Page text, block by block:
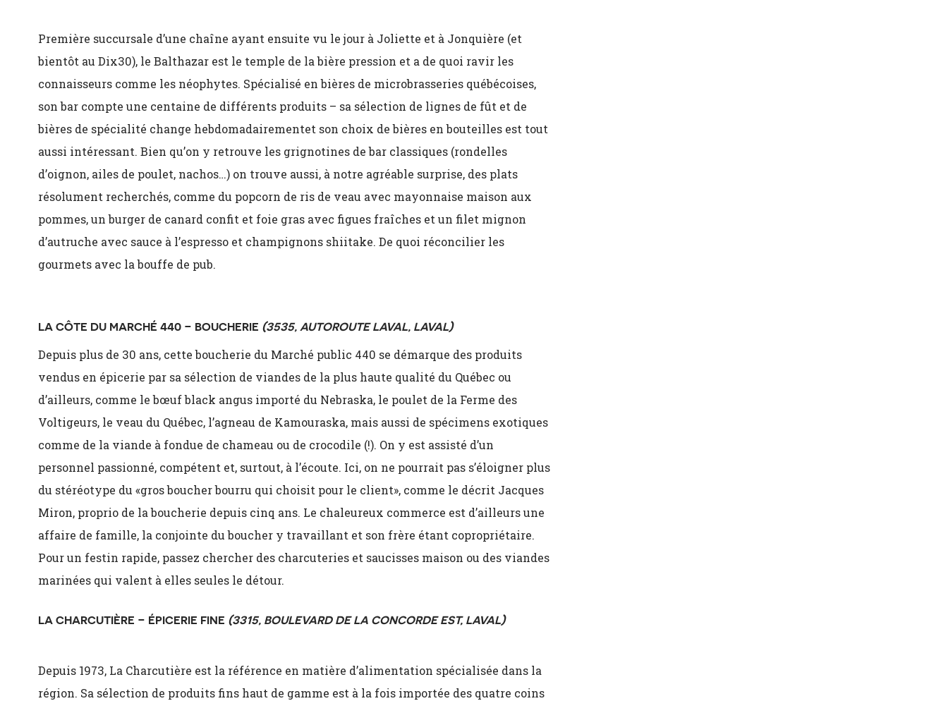
Première succursale d’une chaîne ayant ensuite vu le jour à Joliette et à Jonquière (et
bientôt au Dix30), le Balthazar est le temple de la bière pression et a de quoi ravir les
connaisseurs comme les néophytes. Spécialisé en bières de microbrasseries québécoises,
son bar compte une centaine de différents produits – sa sélection de lignes de fût et de
bières de spécialité change hebdomadairementet son choix de bières en bouteilles est tout
aussi intéressant. Bien qu’on y retrouve les grignotines de bar classiques (rondelles
d’oignon, ailes de poulet, nachos…) on trouve aussi, à notre agréable surprise, des plats
résolument recherchés, comme du popcorn de ris de veau avec mayonnaise maison aux
pommes, un burger de canard confit et foie gras avec figues fraîches et un filet mignon
d’autruche avec sauce à l’espresso et champignons shiitake. De quoi réconcilier les
gourmets avec la bouffe de pub.
LA CÔTE DU MARCHÉ 440 – BOUCHERIE (3535, AUTOROUTE LAVAL, LAVAL)
Depuis plus de 30 ans, cette boucherie du Marché public 440 se démarque des produits
vendus en épicerie par sa sélection de viandes de la plus haute qualité du Québec ou
d’ailleurs, comme le bœuf black angus importé du Nebraska, le poulet de la Ferme des
Voltigeurs, le veau du Québec, l’agneau de Kamouraska, mais aussi de spécimens exotiques
comme de la viande à fondue de chameau ou de crocodile (!). On y est assisté d’un
personnel passionné, compétent et, surtout, à l’écoute. Ici, on ne pourrait pas s’éloigner plus
du stéréotype du «gros boucher bourru qui choisit pour le client», comme le décrit Jacques
Miron, proprio de la boucherie depuis cinq ans. Le chaleureux commerce est d’ailleurs une
affaire de famille, la conjointe du boucher y travaillant et son frère étant copropriétaire.
Pour un festin rapide, passez chercher des charcuteries et saucisses maison ou des viandes
marinées qui valent à elles seules le détour.
LA CHARCUTIÈRE – ÉPICERIE FINE (3315, BOULEVARD DE LA CONCORDE EST, LAVAL)
Depuis 1973, La Charcutière est la référence en matière d’alimentation spécialisée dans la
région. Sa sélection de produits fins haut de gamme est à la fois importée des quatre coins